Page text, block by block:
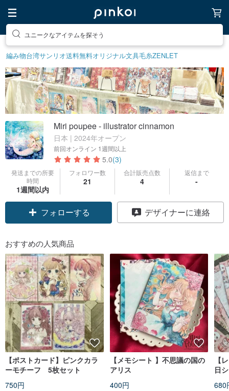
ユニークなアイテムを探そう
編み物台湾サンリオ送料無料オリジナル文具毛糸ZENLET
Miri poupee - illustrator cinnamon
日本 | 2024年オープン
前回オンライン 1週間以上
5.0(3)
発送までの所要
時間
1週間以内
フォロワー数
21
合計販売点数
4
返信まで
-
フォローする デザイナーに連絡
おすすめの人気商品
【ポストカード】ピンクカラ
ーモチーフ 5枚セット
750円
【メモシート 】不思議の国の
アリス
400円
【
日
680